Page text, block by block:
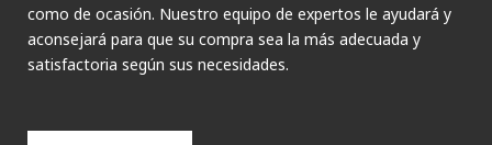
como de ocasión. Nuestro equipo de expertos le ayudará y
aconsejará para que su compra sea la más adecuada y
satisfactoria según sus necesidades.